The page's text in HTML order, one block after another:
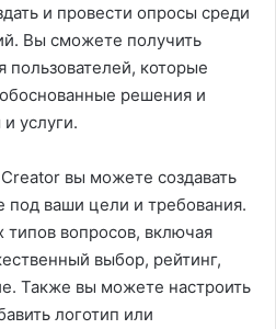
и провести опросы среди
Вы сможете получить
которые
решения и
услуги.
вы можете создавать
под ваши цели и требования.
типов вопросов, включая
выбор, рейтинг,
Также вы можете настроить
логотип или